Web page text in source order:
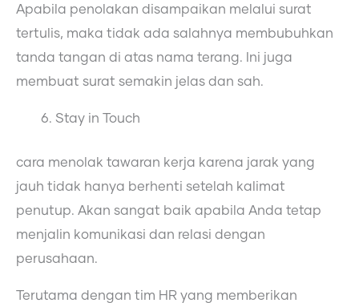
Apabila penolakan disampaikan melalui surat
tertulis, maka tidak ada salahnya membubuhkan
tanda tangan di atas nama terang. Ini juga
membuat surat semakin jelas dan sah.
Stay in Touch
cara menolak tawaran kerja karena jarak yang
jauh tidak hanya berhenti setelah kalimat
penutup. Akan sangat baik apabila Anda tetap
menjalin komunikasi dan relasi dengan
perusahaan.
Terutama dengan tim HR yang memberikan